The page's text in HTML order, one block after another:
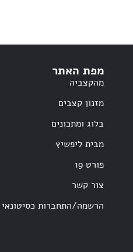
מפת האתר
מהקצביה
מזנון קצבים
בלוג ומתכונים
מבית ליפשיץ
פורט 19
צור קשר
הרשמה/התחברות כסיטונאי